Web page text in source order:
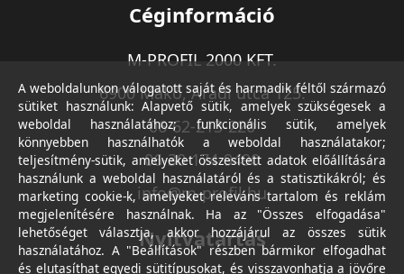
Céginformáció
M-PROFIL 2000 KFT.
6900 Makó, Aradi utca 125.
06-62-213-220
06-30-174-9490
info@m-profil.hu
Nyitvatartás
A weboldalunkon válogatott saját és harmadik féltől származó
sütiket használunk: Alapvető sütik, amelyek szükségesek a
weboldal használatához; funkcionális sütik, amelyek
könnyebben használhatók a weboldal használatakor;
teljesítmény-sütik, amelyeket összesített adatok előállítására
használunk a weboldal használatáról és a statisztikákról; és
marketing cookie-k, amelyeket releváns tartalom és reklám
megjelenítésére használnak. Ha az "Összes elfogadása"
lehetőséget választja, akkor hozzájárul az összes sütik
használatához. A "Beállítások" részben bármikor elfogadhat
és elutasíthat egyedi sütitípusokat, és visszavonhatja a jövőre